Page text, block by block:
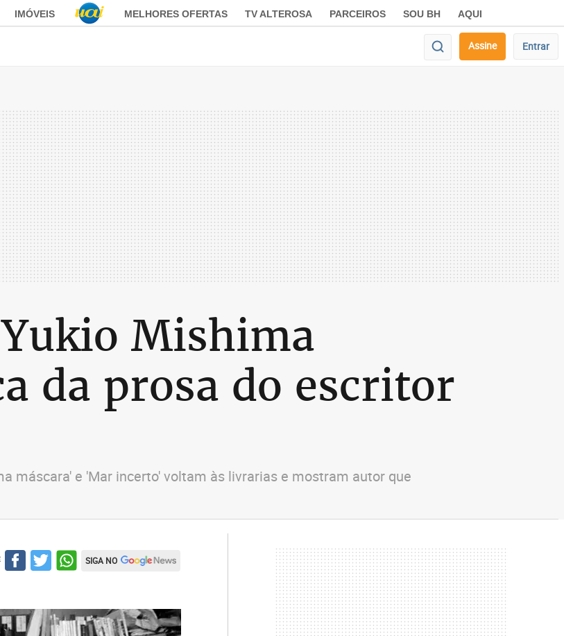
IMÓVEIS MELHORES OFERTAS TV ALTEROSA PARCEIROS SOU BH AQUI
Assine Entrar
Mishima
da prosa do escritor
máscara' e 'Mar incerto' voltam às livrarias e mostram autor que
SIGA NO